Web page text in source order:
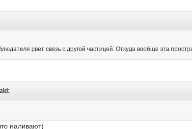
рвет связь с другой частицей. Откуда вообще эта
наливают)